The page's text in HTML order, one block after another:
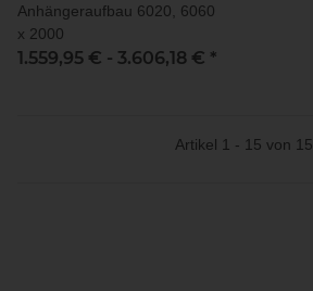
Anhängeraufbau 6020, 6060
x 2000
1.559,95 € - 3.606,18 € *
Artikel 1 - 15 von 15